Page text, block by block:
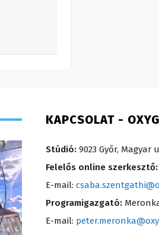
KAPCSOLAT -
Stúdió: 9023 Győr, Magyar
Felelős online szerkesztő:
E-mail:
Programigazgató:
E-mail: